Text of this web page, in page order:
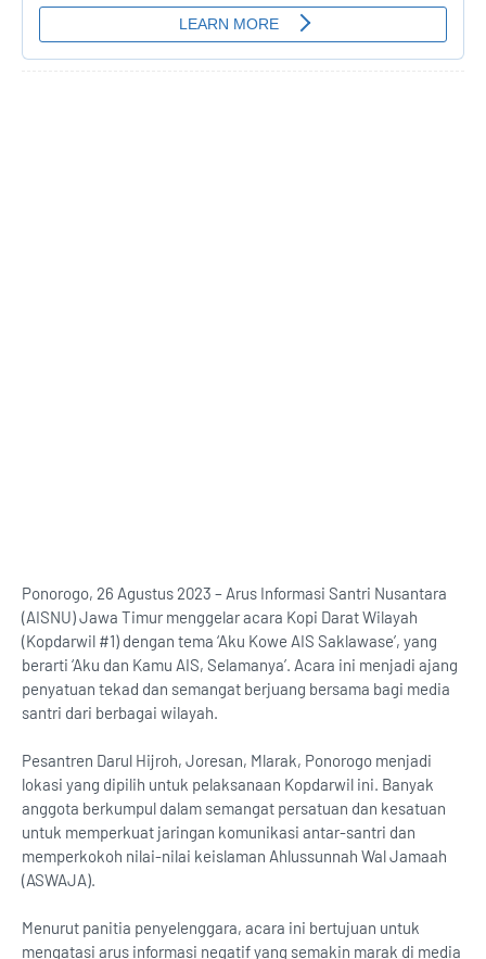
Ponorogo, 26 Agustus 2023 – Arus Informasi Santri Nusantara
(AISNU) Jawa Timur menggelar acara Kopi Darat Wilayah
(Kopdarwil #1) dengan tema ‘Aku Kowe AIS Saklawase’, yang
berarti ‘Aku dan Kamu AIS, Selamanya’. Acara ini menjadi ajang
penyatuan tekad dan semangat berjuang bersama bagi media
santri dari berbagai wilayah.
Pesantren Darul Hijroh, Joresan, Mlarak, Ponorogo menjadi
lokasi yang dipilih untuk pelaksanaan Kopdarwil ini. Banyak
anggota berkumpul dalam semangat persatuan dan kesatuan
untuk memperkuat jaringan komunikasi antar-santri dan
memperkokoh nilai-nilai keislaman Ahlussunnah Wal Jamaah
(ASWAJA).
Menurut panitia penyelenggara, acara ini bertujuan untuk
mengatasi arus informasi negatif yang semakin marak di media